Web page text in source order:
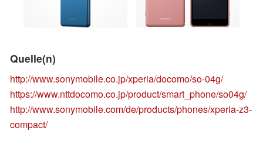
Quelle(n)
http://www.sonymobile.co.jp/xperia/docomo/so-04g/
https://www.nttdocomo.co.jp/product/smart_phone/so04g/
http://www.sonymobile.com/de/products/phones/xperia-z3-
compact/